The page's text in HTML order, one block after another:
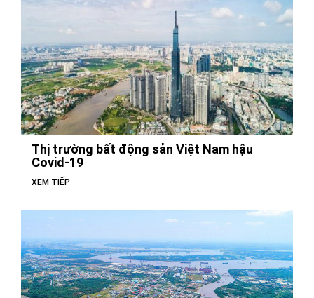
Thị trường bất động sản Việt Nam hậu
Covid-19
XEM TIẾP